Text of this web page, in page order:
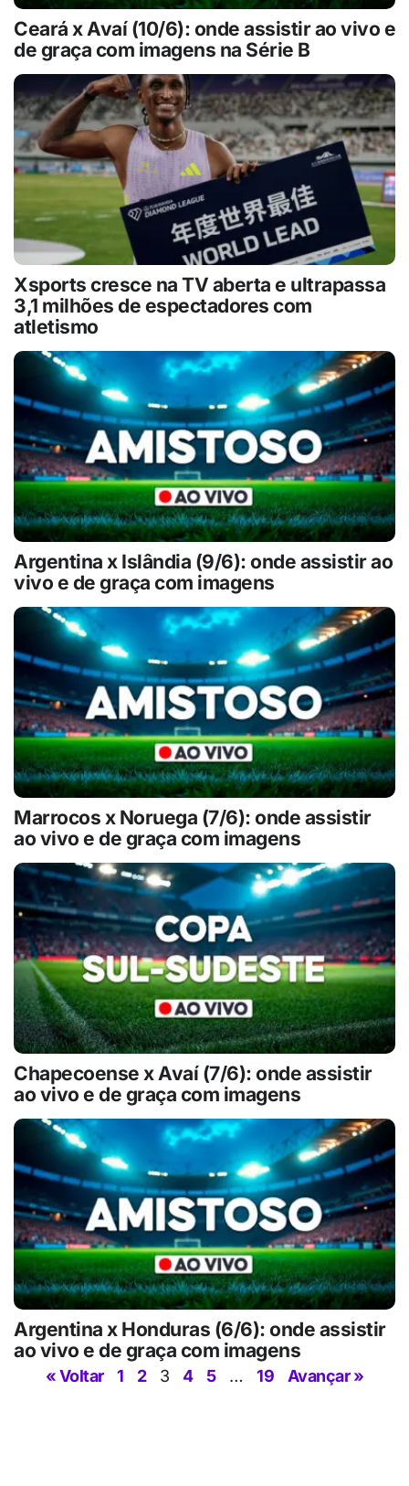
Ceará x Avaí (10/6): onde assistir ao vivo e
de graça com imagens na Série B
Xsports cresce na TV aberta e ultrapassa
3,1 milhões de espectadores com
atletismo
Argentina x Islândia (9/6): onde assistir ao
vivo e de graça com imagens
Marrocos x Noruega (7/6): onde assistir
ao vivo e de graça com imagens
Chapecoense x Avaí (7/6): onde assistir
ao vivo e de graça com imagens
Argentina x Honduras (6/6): onde assistir
ao vivo e de graça com imagens
« Voltar 1 2 3 4 5 … 19 Avançar »